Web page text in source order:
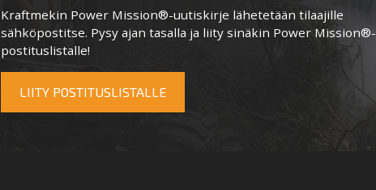
Kraftmekin Power Mission®-uutiskirje lähetetään tilaajille
sähköpostitse. Pysy ajan tasalla ja liity sinäkin Power Mission®-
postituslistalle!
LIITY POSTITUSLISTALLE